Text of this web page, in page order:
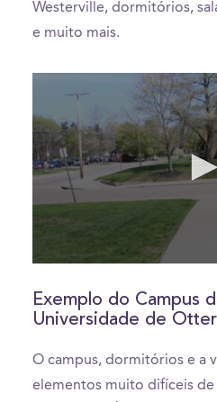
Westerville, dormitórios,
e muito mais.
of
2
minutes,
seconds
Exemplo do Campus
Universidade de
O campus, dormitórios e a
elementos muito difíceis de